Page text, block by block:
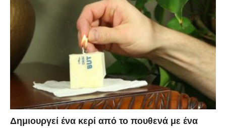
Δημιουργεί ένα κερί από το πουθενά με ένα